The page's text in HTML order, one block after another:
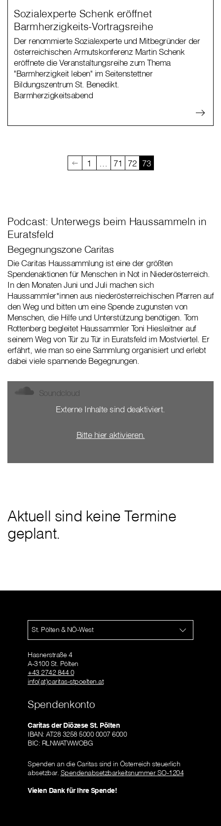
Sozialexperte Schenk eröffnet
Barmherzigkeits-Vortragsreihe
Der renommierte Sozialexperte und Mitbegründer der
österreichischen Armutskonferenz Martin Schenk
eröffnete die Veranstaltungsreihe zum Thema
"Barmherzigkeit leben" im Seitenstettner
Bildungszentrum St. Benedikt.
Barmherzigkeitsabend
1 71 72 73
Podcast: Unterwegs beim Haussammeln in
Euratsfeld
Begegnungszone Caritas
Die Caritas Haussammlung ist eine der größten
Spendenaktionen für Menschen in Not in Niederösterreich.
In den Monaten Juni und Juli machen sich
Haussammler*innen aus niederösterreichischen Pfarren auf
den Weg und bitten um eine Spende zugunsten von
Menschen, die Hilfe und Unterstützung benötigen. Tom
Rottenberg begleitet Haussammler Toni Hiesleitner auf
seinem Weg von Tür zu Tür in Euratsfeld im Mostviertel. Er
erfährt, wie man so eine Sammlung organisiert und erlebt
dabei viele spannende Begegnungen.
Soundcloud
Externe Inhalte sind deaktiviert.
Bitte hier aktivieren.
Aktuell sind keine Termine
geplant.
St. Pölten & NÖ-West
Hasnerstraße 4
A-3100 St. Pölten
+43 2742 844 0
info(at)caritas-stpoelten.at
Spendenkonto
Caritas der Diözese St. Pölten
IBAN: AT28 3258 5000 0007 6000
BIC: RLNWATWWOBG
Spenden an die Caritas sind in Österreich steuerlich
absetzbar. Spendenabsetzbarkeitsnummer SO-1204
Vielen Dank für Ihre Spende!